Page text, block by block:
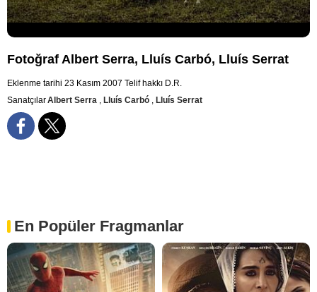
Fotoğraf Albert Serra, Lluís Carbó, Lluís Serrat
Eklenme tarihi 23 Kasım 2007 Telif hakkı D.R.
SanatçılarAlbert Serra , Lluís Carbó , Lluís Serrat
En Popüler Fragmanlar